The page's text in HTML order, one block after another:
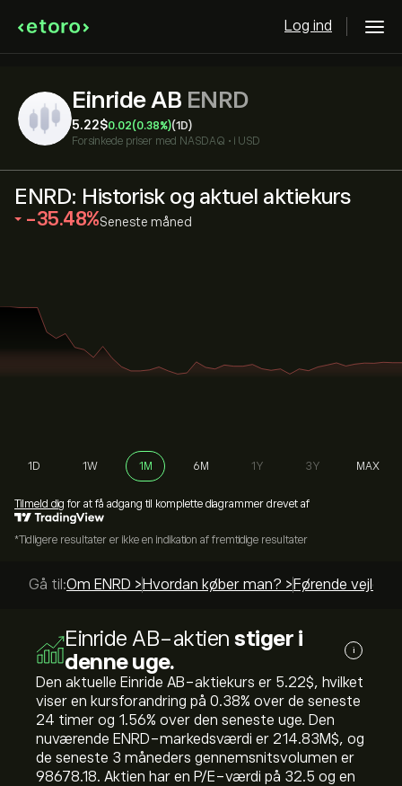
Log ind
Einride AB ENRD
5.22‎$‎0.02(0.38%)(1D)
Forsinkede priser med NASDAQ • i USD
ENRD: Historisk og aktuel aktiekurs
‎-35.48‎ Seneste måned
1D 1W 1M 6M 1Y 3Y MAX
Tilmeld dig for at få adgang til komplette diagrammer drevet af
*Tidligere resultater er ikke en indikation af fremtidige resultater
Gå til:Om ENRD > Hvordan køber man? > Førende
Einride AB-aktien stiger i
denne uge.
i
Den aktuelle Einride AB-aktiekurs er 5.22‎$‎, hvilket
viser en kursforandring på ‎0.38‎% over de seneste
24 timer og ‎1.56‎% over den seneste uge. Den
nuværende ENRD-markedsværdi er 214.83M‎$‎, og
de seneste 3 måneders gennemsnitsvolumen er
98678.18. Aktien har en P/E-værdi på 32.5 og en